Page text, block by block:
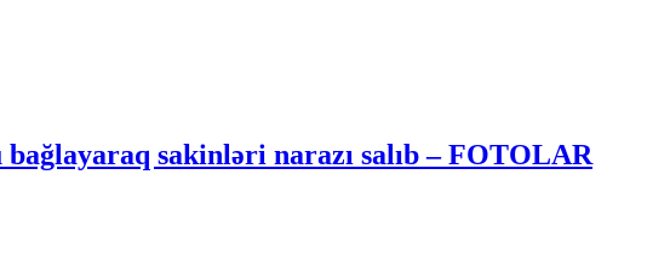
sakinləri narazı salıb – FOTOLAR